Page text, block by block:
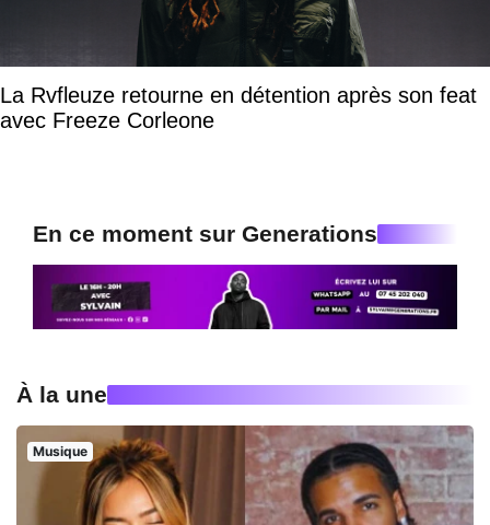
La Rvfleuze retourne en détention après son feat
avec Freeze Corleone
En ce moment sur Generations
À la une
Musique